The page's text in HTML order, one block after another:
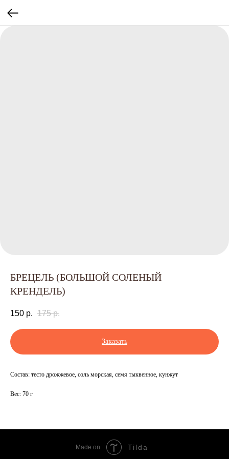
БРЕЦЕЛЬ (БОЛЬШОЙ СОЛЕНЫЙ
КРЕНДЕЛЬ)
150 р. 175 р.
Заказать
Состав: тесто дрожжевое, соль морская, семя тыквенное, кунжут
Вес: 70 г
Made on Tilda